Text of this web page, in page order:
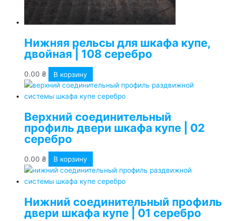
Нижняя рельсы для шкафа купе,
двойная | 108 серебро
0.00 ₴ В корзину
Верхний соединительный
профиль двери шкафа купе | 02
серебро
0.00 ₴ В корзину
Нижний соединительный профиль
двери шкафа купе | 01 серебро